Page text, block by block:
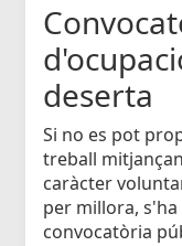
deserta
Si no es pot
treball
caràcter
per millora,
convocatòria